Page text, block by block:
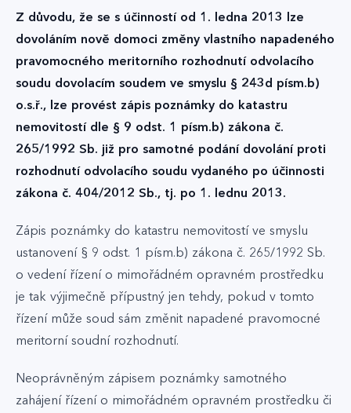
Z důvodu, že se s účinností od 1. ledna 2013 lze
dovoláním nově domoci změny vlastního napadeného
pravomocného meritorního rozhodnutí odvolacího
soudu dovolacím soudem ve smyslu § 243d písm.b)
o.s.ř., lze provést zápis poznámky do katastru
nemovitostí dle § 9 odst. 1 písm.b) zákona č.
265/1992 Sb. již pro samotné podání dovolání proti
rozhodnutí odvolacího soudu vydaného po účinnosti
zákona č. 404/2012 Sb., tj. po 1. lednu 2013.
Zápis poznámky do katastru nemovitostí ve smyslu
ustanovení § 9 odst. 1 písm.b) zákona č. 265/1992 Sb.
o vedení řízení o mimořádném opravném prostředku
je tak výjimečně přípustný jen tehdy, pokud v tomto
řízení může soud sám změnit napadené pravomocné
meritorní soudní rozhodnutí.
Neoprávněným zápisem poznámky samotného
zahájení řízení o mimořádném opravném prostředku či